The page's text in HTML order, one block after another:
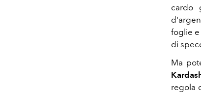
cardo
foglie e
di
Ma
regola